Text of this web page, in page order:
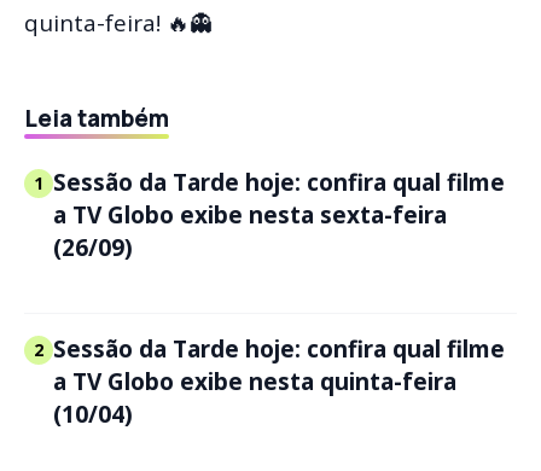
quinta-feira! 🔥👻
Leia também
1 Sessão da Tarde hoje: confira qual filme
a TV Globo exibe nesta sexta-feira
(26/09)
2 Sessão da Tarde hoje: confira qual filme
a TV Globo exibe nesta quinta-feira
(10/04)